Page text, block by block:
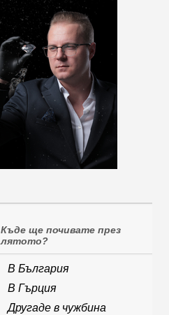
Къде ще почивате през
лятото?
В България
В Гърция
Другаде в чужбина